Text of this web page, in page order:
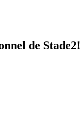
de Stade2!